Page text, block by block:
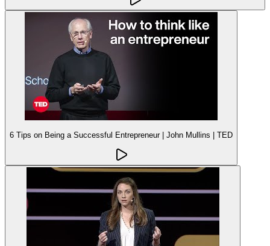
6 Tips on Being a Successful Entrepreneur | John Mullins | TED